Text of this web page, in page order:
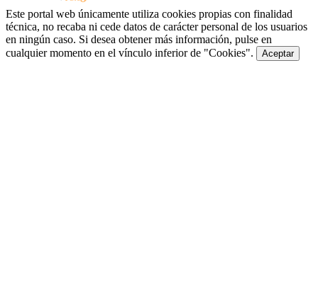
Este portal web únicamente utiliza cookies propias con finalidad
técnica, no recaba ni cede datos de carácter personal de los usuarios
en ningún caso. Si desea obtener más información, pulse en
cualquier momento en el vínculo inferior de "Cookies".
Aceptar